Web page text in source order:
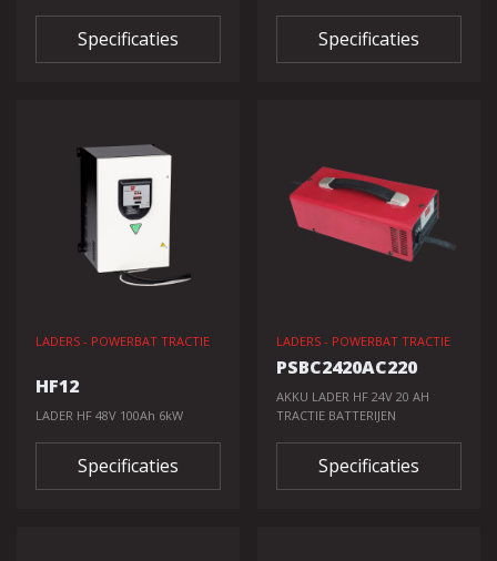
Specificaties Specificaties
LADERS - POWERBAT TRACTIE
HF12
LADER HF 48V 100Ah 6kW
Specificaties
LADERS - POWERBAT TRACTIE
PSBC2420AC220
AKKU LADER HF 24V 20 AH
TRACTIE BATTERIJEN
Specificaties